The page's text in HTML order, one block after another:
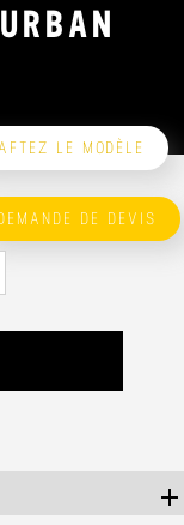
LE MODÈLE
DE DEVIS
add